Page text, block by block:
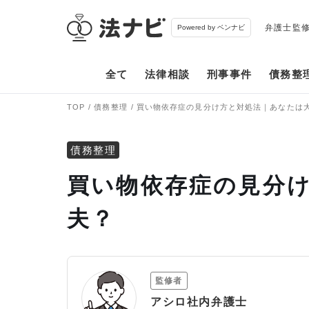
Powered by ベンナビ 弁護士監
全て 法律相談 刑事事件 債務整
TOP 債務整理 買い物依存症の見分け方と対処法｜あなたは
債務整理
買い物依存症の見分
夫？
監修者
アシロ社内弁護士